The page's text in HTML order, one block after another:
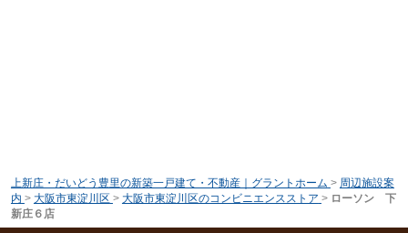
上新庄・だいどう豊里の新築一戸建て・不動産｜グラントホーム > 周辺施設案
内 > 大阪市東淀川区 > 大阪市東淀川区のコンビニエンスストア > ローソン 下
新庄６店